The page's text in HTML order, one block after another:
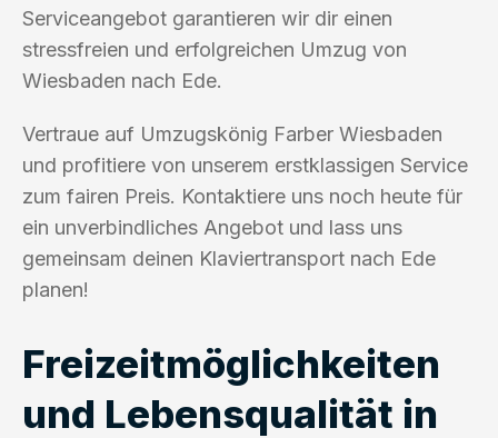
Serviceangebot garantieren wir dir einen
stressfreien und erfolgreichen Umzug von
Wiesbaden nach Ede.
Vertraue auf Umzugskönig Farber Wiesbaden
und profitiere von unserem erstklassigen Service
zum fairen Preis. Kontaktiere uns noch heute für
ein unverbindliches Angebot und lass uns
gemeinsam deinen Klaviertransport nach Ede
planen!
Freizeitmöglichkeiten
und Lebensqualität in